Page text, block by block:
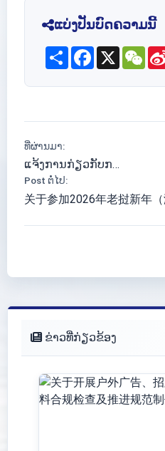
ແບ່ງປັນບົດຄວາມນີ້
Share Facebook
X
ທີ່ຜ່ານມາ:
ແຈ້ງການກ່ຽວກັບກ…
Post ຕໍ່ໄປ:
关于参加2026年老挝新年
ຂ່າວທີ່ກ່ຽວຂ້ອງ